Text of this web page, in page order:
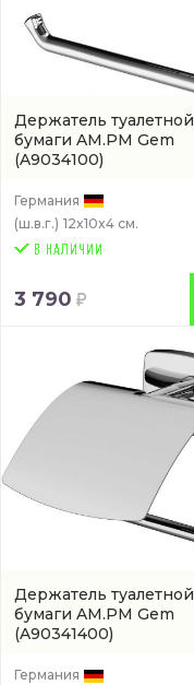
Держатель туалетной
бумаги AM.PM Gem
(A9034100)
Германия
(ш.в.г.) 12x10x4 см.
3 790
Держатель туалетной
бумаги AM.PM Gem
(A90341400)
Германия